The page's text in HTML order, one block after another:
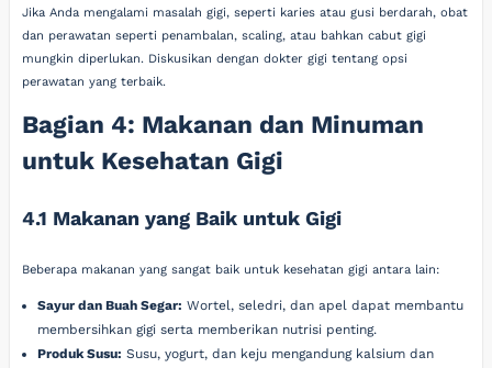
Jika Anda mengalami masalah gigi, seperti karies atau gusi berdarah, obat
dan perawatan seperti penambalan, scaling, atau bahkan cabut gigi
mungkin diperlukan. Diskusikan dengan dokter gigi tentang opsi
perawatan yang terbaik.
Bagian 4: Makanan dan Minuman
untuk Kesehatan Gigi
4.1 Makanan yang Baik untuk Gigi
Beberapa makanan yang sangat baik untuk kesehatan gigi antara lain:
Sayur dan Buah Segar: Wortel, seledri, dan apel dapat membantu
membersihkan gigi serta memberikan nutrisi penting.
Produk Susu: Susu, yogurt, dan keju mengandung kalsium dan